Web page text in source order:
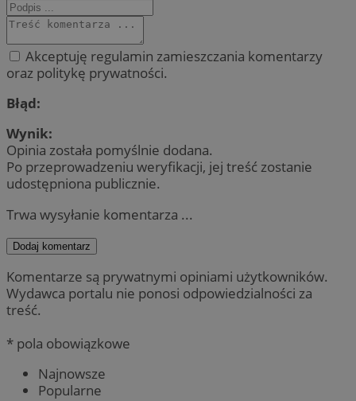
Akceptuję regulamin zamieszczania komentarzy
oraz politykę prywatności.
Błąd:
Wynik:
Opinia została pomyślnie dodana.
Po przeprowadzeniu weryfikacji, jej treść zostanie
udostępniona publicznie.
Trwa wysyłanie komentarza ...
Dodaj komentarz
Komentarze są prywatnymi opiniami użytkowników.
Wydawca portalu nie ponosi odpowiedzialności za
treść.
* pola obowiązkowe
Najnowsze
Popularne